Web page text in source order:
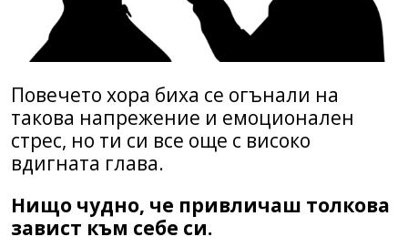
Повечето хора биха се огънали на
такова напрежение и емоционален
стрес, но ти си все още с високо
вдигната глава.
Нищо чудно, че привличаш толкова
завист към себе си.